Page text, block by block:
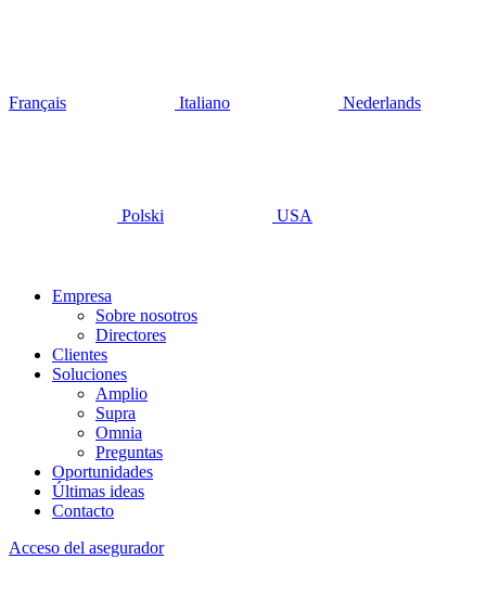
Français Italiano Nederlands
Polski USA
Empresa
Sobre nosotros
Directores
Clientes
Soluciones
Amplio
Supra
Omnia
Preguntas
Oportunidades
Últimas ideas
Contacto
Acceso del asegurador